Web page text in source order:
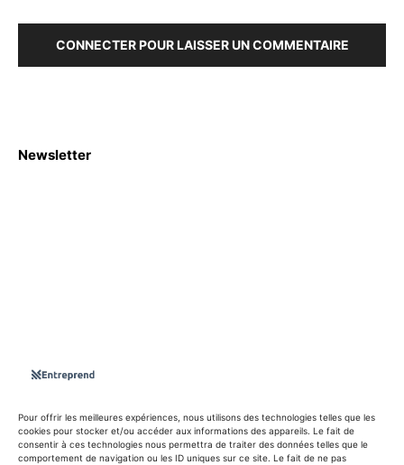
Pour offrir les meilleures expériences, nous utilisons des technologies telles que les
cookies pour stocker et/ou accéder aux informations des appareils. Le fait de
consentir à ces technologies nous permettra de traiter des données telles que le
comportement de navigation ou les ID uniques sur ce site. Le fait de ne pas
CONNECTER POUR LAISSER UN COMMENTAIRE
info@entreprend.net
Newsletter